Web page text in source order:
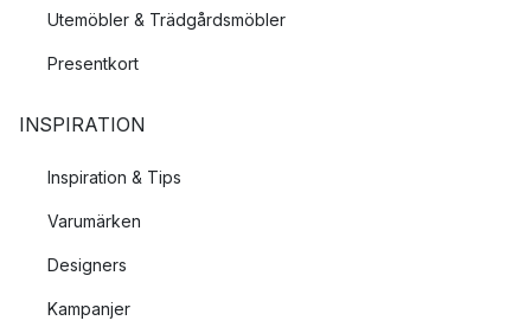
Utemöbler & Trädgårdsmöbler
Presentkort
INSPIRATION
Inspiration & Tips
Varumärken
Designers
Kampanjer